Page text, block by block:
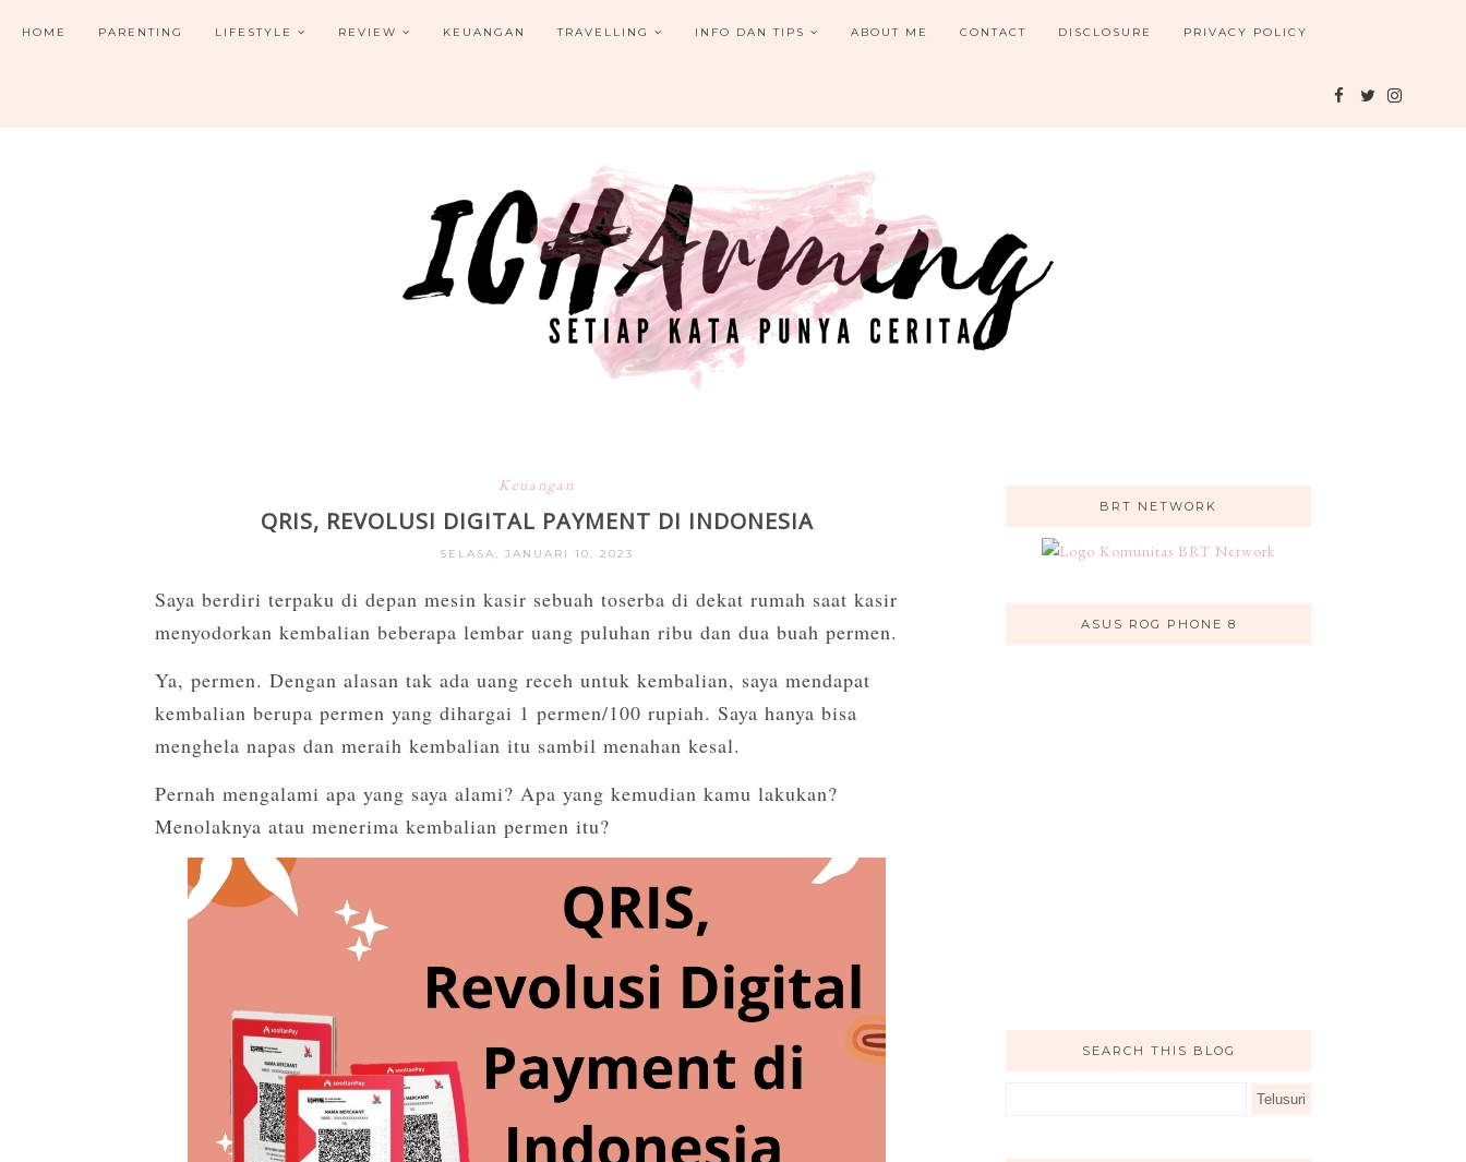
HOME PARENTING LIFESTYLE REVIEW KEUANGAN TRAVELLING INFO DAN TIPS ABOUT ME CONTACT DISCLOSURE PRIVACY POLICY
Keuangan
QRIS, REVOLUSI DIGITAL PAYMENT DI INDONESIA
SELASA, JANUARI 10, 2023
Saya berdiri terpaku di depan mesin kasir sebuah toserba di dekat rumah saat kasir
menyodorkan kembalian beberapa lembar uang puluhan ribu dan dua buah permen.
Ya, permen. Dengan alasan tak ada uang receh untuk kembalian, saya mendapat
kembalian berupa permen yang dihargai 1 permen/100 rupiah. Saya hanya bisa
menghela napas dan meraih kembalian itu sambil menahan kesal.
Pernah mengalami apa yang saya alami? Apa yang kemudian kamu lakukan?
Menolaknya atau menerima kembalian permen itu?
BRT NETWORK
ASUS ROG PHONE 8
SEARCH THIS BLOG